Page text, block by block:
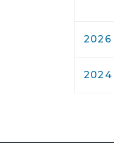
2026
2024